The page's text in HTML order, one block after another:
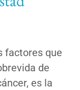
factores que
de
es la